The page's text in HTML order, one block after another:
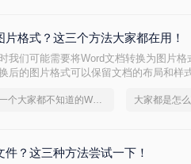
格式？这三个方法大家都在用！
我们可能需要将Word文档转换为图片
后的图片格式可以保留文档的布局和样
分享一个大家都不知道的Word文档转图片方法
？这三种方法尝试一下！